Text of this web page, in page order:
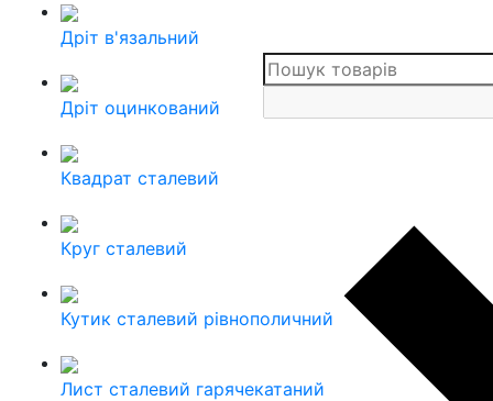
Дріт в'язальний
Дріт оцинкований
Квадрат сталевий
Круг сталевий
Кутик сталевий рівнополичний
Лист сталевий гарячекатаний